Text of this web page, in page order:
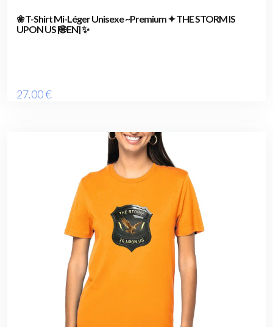
❀ T-Shirt Mi-Léger Unisexe ~Premium ✦ THE STORM IS
UPON US [🌐 EN] ✨
27.00€